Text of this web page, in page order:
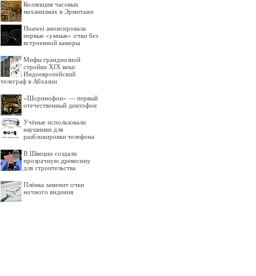
Коллекция часовых
механизмах в Эрмитаже
Huawei анонсировала
первые «умные» очки без
встроенной камеры
Мифы грандиозной
стройки XIX века:
Индоевропейский
телеграф в Абхазии
«Шоринофон» — первый
отечественный диктофон
Учёные использовали
наушники для
разблокировки телефона
В Швеции создали
прозрачную древесину
для строительства
Плёнка заменит очки
ночного видения